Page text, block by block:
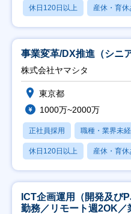
休日120日以上 産休・育休
事業変革/DX推進（シニ
株式会社ヤマシタ
東京都
1000万~2000万
正社員採用 職種・業界未
休日120日以上 産休・育休
ICT企画運用（開発及び
勤務／リモート週2OK／